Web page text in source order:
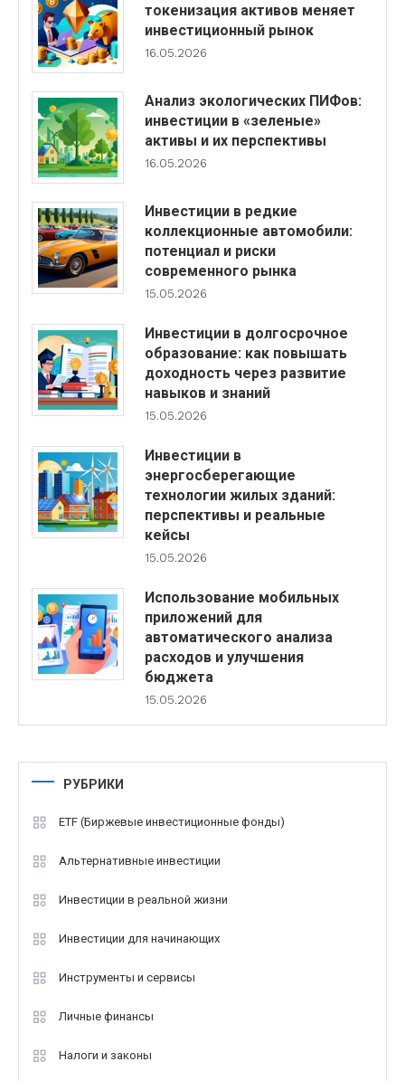
токенизация активов меняет
инвестиционный рынок
16.05.2026
Анализ экологических ПИФов:
инвестиции в «зеленые»
активы и их перспективы
16.05.2026
Инвестиции в редкие
коллекционные автомобили:
потенциал и риски
современного рынка
15.05.2026
Инвестиции в долгосрочное
образование: как повышать
доходность через развитие
навыков и знаний
15.05.2026
Инвестиции в
энергосберегающие
технологии жилых зданий:
перспективы и реальные
кейсы
15.05.2026
Использование мобильных
приложений для
автоматического анализа
расходов и улучшения
бюджета
15.05.2026
РУБРИКИ
ETF (Биржевые инвестиционные фонды)
Альтернативные инвестиции
Инвестиции в реальной жизни
Инвестиции для начинающих
Инструменты и сервисы
Личные финансы
Налоги и законы